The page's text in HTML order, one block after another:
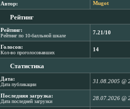
Автор: Mugot
Рейтинг
Рейтинг:
Рейтинг по 10-балльной шкале
7.21/10
Голосов:
Кол-во проголосовавших
14
Статистика
Дата:
Дата публикации
31.08.2005 @
Последняя загрузка:
Дата последней загрузки
28.07.2026 @